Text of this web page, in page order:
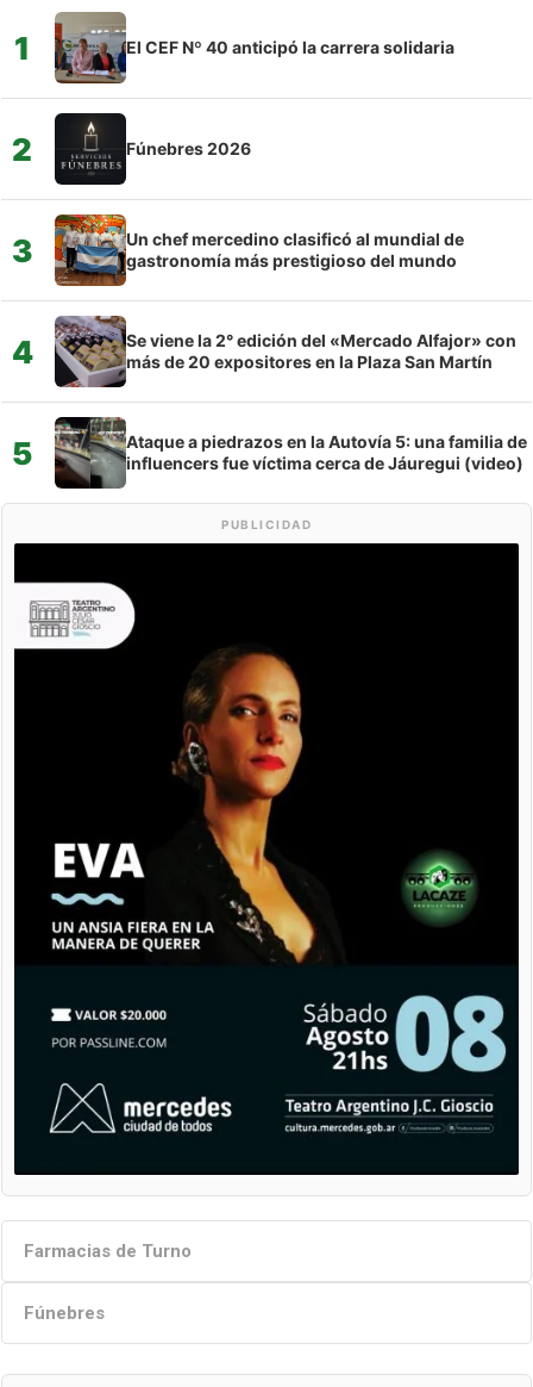
1 El CEF Nº 40 anticipó la carrera solidaria
2 Fúnebres 2026
3
Un chef mercedino clasificó al mundial de
gastronomía más prestigioso del mundo
4
Se viene la 2° edición del «Mercado Alfajor» con
más de 20 expositores en la Plaza San Martín
5
Ataque a piedrazos en la Autovía 5: una familia de
influencers fue víctima cerca de Jáuregui (video)
PUBLICIDAD
Farmacias de Turno
Fúnebres